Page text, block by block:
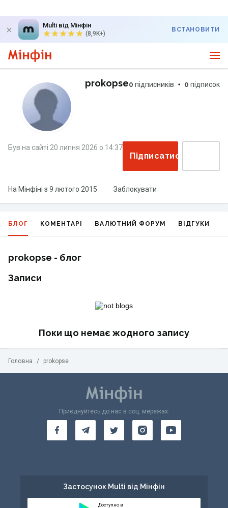
Multi від Мінфін
(8,9K+)
ВСТАНОВИТИ
prokopse0 підписників 0 підписок
Був на сайті 20 липня 2026 о 14:37
Підписатися
На Мінфіні з 9 лютого 2015 Заблокувати
БЛОГ КОМЕНТАРІ ВАЛЮТНИЙ ФОРУМ ВІДГУКИ
prokopse - блог
Записи
Поки що немає жодного запису
Головна / prokopse
Приєднуйтесь до нас в соц. мережах:
Застосунок Multi від Мінфін
Доступно в